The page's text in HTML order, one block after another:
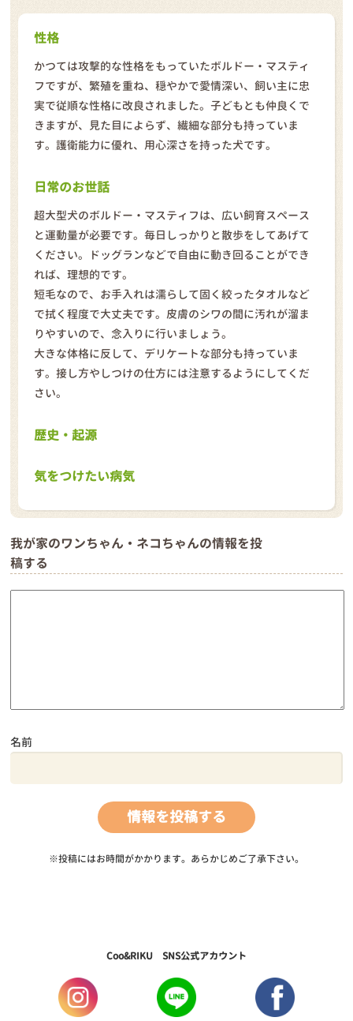
性格
かつては攻撃的な性格をもっていたボルドー・マスティ
フですが、繁殖を重ね、穏やかで愛情深い、飼い主に忠
実で従順な性格に改良されました。子どもとも仲良くで
きますが、見た目によらず、繊細な部分も持っていま
す。護衛能力に優れ、用心深さを持った犬です。
日常のお世話
超大型犬のボルドー・マスティフは、広い飼育スペース
と運動量が必要です。毎日しっかりと散歩をしてあげて
ください。ドッグランなどで自由に動き回ることができ
れば、理想的です。
短毛なので、お手入れは濡らして固く絞ったタオルなど
で拭く程度で大丈夫です。皮膚のシワの間に汚れが溜ま
りやすいので、念入りに行いましょう。
大きな体格に反して、デリケートな部分も持っていま
す。接し方やしつけの仕方には注意するようにしてくだ
さい。
歴史・起源
気をつけたい病気
我が家のワンちゃん・ネコちゃんの情報を投
稿する
名前
※投稿にはお時間がかかります。あらかじめご了承下さい。
Coo&RIKU SNS公式アカウント